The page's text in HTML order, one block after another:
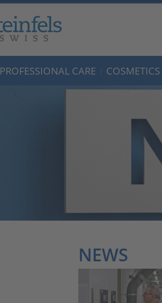
PROFESSIONAL CARE
NEWS